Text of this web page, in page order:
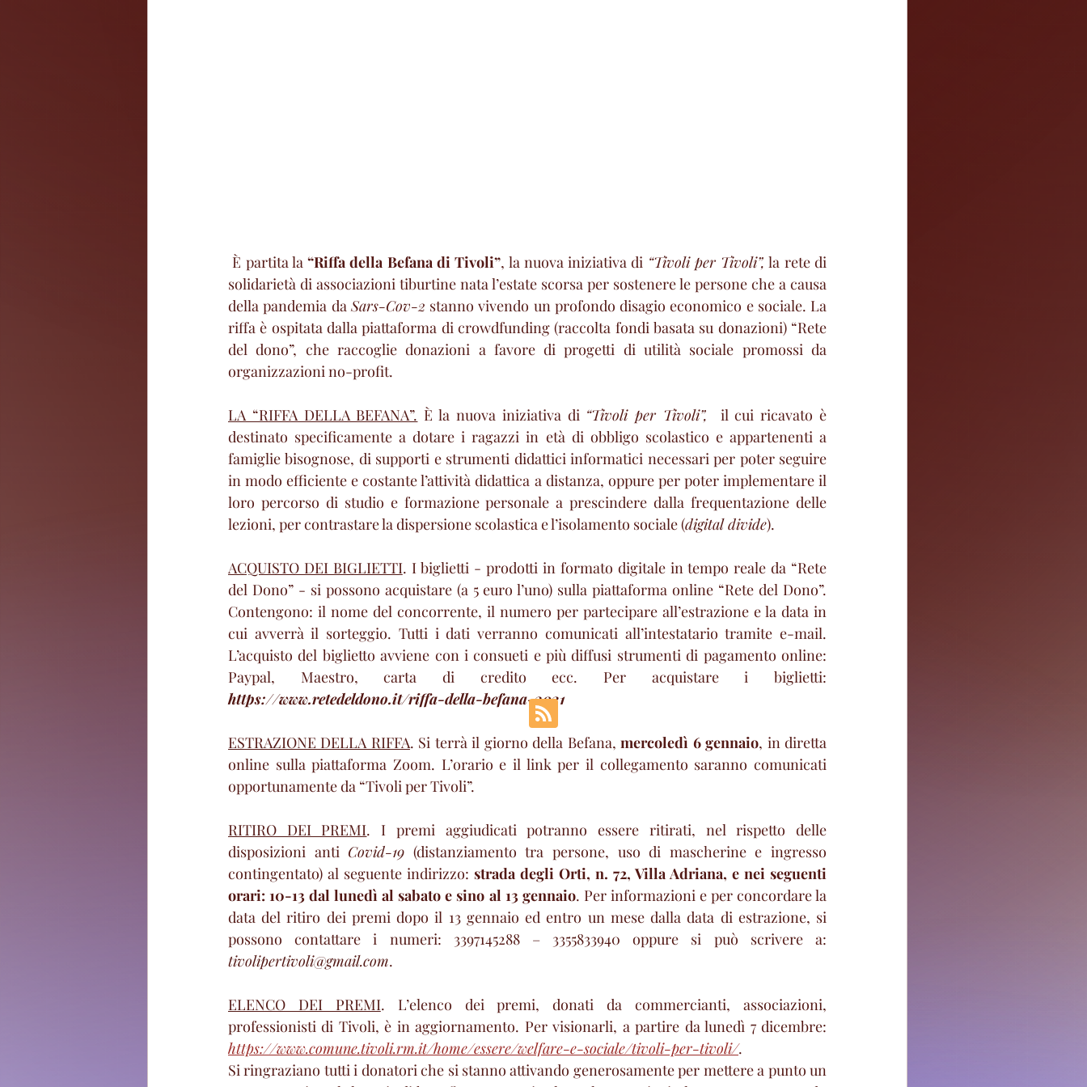
È partita la “Riffa della Befana di Tivoli”, la nuova iniziativa di “Tivoli per Tivoli”, la rete di
solidarietà di associazioni tiburtine nata l’estate scorsa per sostenere le persone che a causa
della pandemia da Sars-Cov-2 stanno vivendo un profondo disagio economico e sociale. La
riffa è ospitata dalla piattaforma di crowdfunding (raccolta fondi basata su donazioni) “Rete
del dono”, che raccoglie donazioni a favore di progetti di utilità sociale promossi da
organizzazioni no-profit.
LA “RIFFA DELLA BEFANA”. È la nuova iniziativa di “Tivoli per Tivoli”,
  il cui ricavato è
destinato specificamente a dotare i ragazzi in età di obbligo scolastico e appartenenti a
famiglie bisognose, di supporti e strumenti didattici informatici necessari per poter seguire
in modo efficiente e costante l’attività didattica a distanza, oppure per poter implementare il
loro percorso di studio e formazione personale a prescindere dalla frequentazione delle
lezioni, per contrastare la dispersione scolastica e l’isolamento sociale (digital divide).
ACQUISTO DEI BIGLIETTI. I biglietti - prodotti in formato digitale in tempo reale da “Rete
del Dono” - si possono acquistare (a 5 euro l’uno) sulla piattaforma online “Rete del Dono”.
Contengono: il nome del concorrente, il numero per partecipare all’estrazione e la data in
cui avverrà il sorteggio. Tutti i dati verranno comunicati all’intestatario tramite e-mail.
L’acquisto del biglietto avviene con i consueti e più diffusi strumenti di pagamento online:
https://www.retedeldono.it/riffa-della-befana-2021
ESTRAZIONE DELLA RIFFA. Si terrà il giorno della Befana, mercoledì 6 gennaio, in diretta
online sulla piattaforma Zoom. L’orario e il link per il collegamento saranno comunicati
opportunamente da “Tivoli per Tivoli”.
RITIRO DEI PREMI. I premi aggiudicati potranno essere ritirati, nel rispetto delle
disposizioni anti Covid-19 (distanziamento tra persone, uso di mascherine e ingresso
contingentato) al seguente indirizzo: strada degli Orti, n. 72, Villa Adriana, e nei seguenti
orari: 10-13 dal lunedì al sabato e sino al 13 gennaio. Per informazioni e per concordare la
data del ritiro dei premi dopo il 13 gennaio ed entro un mese dalla data di estrazione, si
tivolipertivoli@gmail.com.
ELENCO DEI PREMI. L’elenco dei premi, donati da commercianti, associazioni,
https://www.comune.tivoli.rm.it/home/essere/welfare-e-sociale/tivoli-per-tivoli/.
Si ringraziano tutti i donatori che si stanno attivando generosamente per mettere a punto un